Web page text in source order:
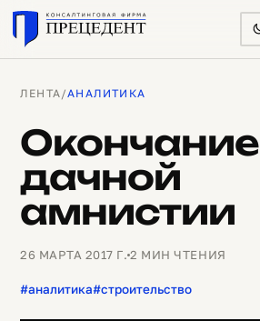
ЛЕНТА/АНАЛИТИКА
Окончание
дачной
амнистии
26 МАРТА 2017 Г.2 МИН ЧТЕНИЯ
#аналитика#строительство